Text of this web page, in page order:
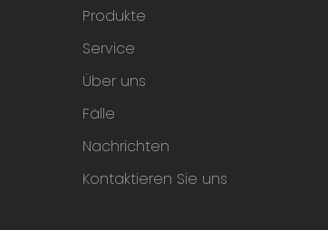
Produkte
Service
Über uns
Fälle
Nachrichten
Kontaktieren Sie uns